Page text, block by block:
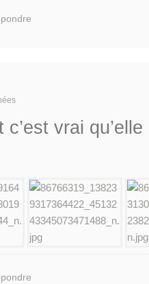
vrai